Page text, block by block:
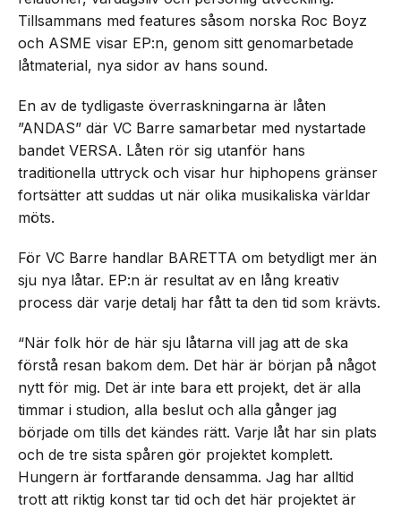
Tillsammans med features såsom norska Roc Boyz
och ASME visar EP:n, genom sitt genomarbetade
låtmaterial, nya sidor av hans sound.
En av de tydligaste överraskningarna är låten
”ANDAS” där VC Barre samarbetar med nystartade
bandet VERSA. Låten rör sig utanför hans
traditionella uttryck och visar hur hiphopens gränser
fortsätter att suddas ut när olika musikaliska världar
möts.
För VC Barre handlar BARETTA om betydligt mer än
sju nya låtar. EP:n är resultat av en lång kreativ
process där varje detalj har fått ta den tid som krävts.
“När folk hör de här sju låtarna vill jag att de ska
förstå resan bakom dem. Det här är början på något
nytt för mig. Det är inte bara ett projekt, det är alla
timmar i studion, alla beslut och alla gånger jag
började om tills det kändes rätt. Varje låt har sin plats
och de tre sista spåren gör projektet komplett.
Hungern är fortfarande densamma. Jag har alltid
trott att riktig konst tar tid och det här projektet är